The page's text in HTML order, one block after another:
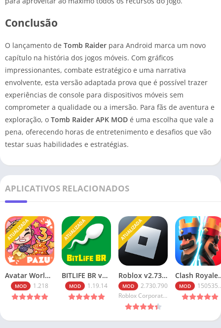
Conclusão
O lançamento de Tomb Raider para Android marca um novo
capítulo na história dos jogos móveis. Com gráficos
impressionantes, combate estratégico e uma narrativa
envolvente, esta versão adaptada prova que é possível trazer
experiências de console para dispositivos móveis sem
comprometer a qualidade ou a imersão. Para fãs de aventura e
exploração, o Tomb Raider APK MOD é uma escolha que vale a
pena, oferecendo horas de entretenimento e desafios que vão
testar suas habilidades e estratégias.
APLICATIVOS RELACIONADOS
ATUALIZADA
Avatar World v1.218 Tudo Desbloqueado 2026
MOD 1.218
ATUALIZADA
BITLIFE BR v1.19.14 MOD APK PREMIUM MEDIAFIRE 2026
MOD 1.19.14
ATUALIZADA
Roblox v2.730.790 Robux Infinitos (2026): Baixe o Mod Menu
MOD
2.730.790
Roblox Corporation
Clash Royale
MOD 150535020